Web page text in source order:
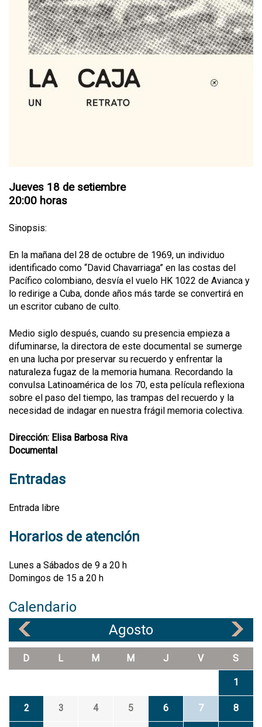
Jueves 18 de setiembre
20:00 horas
Sinopsis:
En la mañana del 28 de octubre de 1969, un individuo
identificado como “David Chavarriaga” en las costas del
Pacífico colombiano, desvía el vuelo HK 1022 de Avianca y
lo redirige a Cuba, donde años más tarde se convertirá en
un escritor cubano de culto.
Medio siglo después, cuando su presencia empieza a
difuminarse, la directora de este documental se sumerge
en una lucha por preservar su recuerdo y enfrentar la
naturaleza fugaz de la memoria humana. Recordando la
convulsa Latinoamérica de los 70, esta película reflexiona
sobre el paso del tiempo, las trampas del recuerdo y la
necesidad de indagar en nuestra frágil memoria colectiva.
Dirección: Elisa Barbosa Riva
Documental
Entradas
Entrada libre
Horarios de atención
Lunes a Sábados de 9 a 20 h
Domingos de 15 a 20 h
Calendario
Agosto
D L M M J V S
1
2 3 4 5 6 7 8